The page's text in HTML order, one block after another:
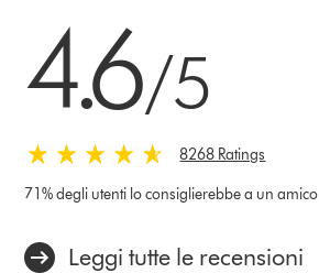
4.6/5
8268 Ratings
71% degli utenti lo consiglierebbe a un amico
Leggi tutte le recensioni